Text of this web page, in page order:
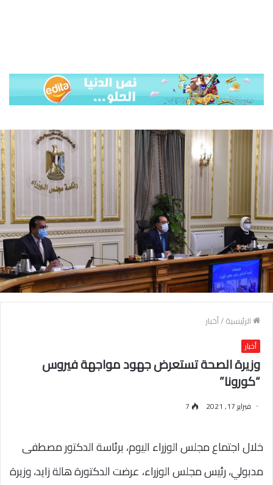
الرئيسية/أخبار
أخبار
وزيرة الصحة تستعرض جهود مواجهة فيروس
“كورونا”
فبراير 17, 2021 7
خلال اجتماع مجلس الوزراء اليوم، برئاسة الدكتور مصطفى
مدبولي، رئيس مجلس الوزراء، عرضت الدكتورة هالة زايد، وزيرة